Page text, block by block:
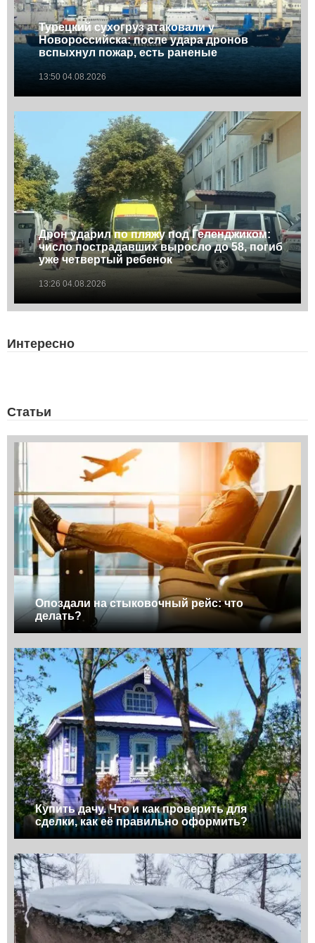
Турецкий сухогруз атаковали у
Новороссийска: после удара дронов
вспыхнул пожар, есть раненые
13:50 04.08.2026
Дрон ударил по пляжу под Геленджиком:
число пострадавших выросло до 58, погиб
уже четвертый ребенок
13:26 04.08.2026
Интересно
Статьи
Опоздали на стыковочный рейс: что
делать?
Купить дачу. Что и как проверить для
сделки, как её правильно оформить?